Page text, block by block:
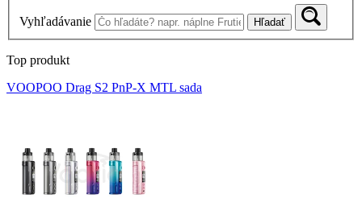
Vyhľadávanie Hľadať
Top produkt
VOOPOO Drag S2 PnP-X MTL sada